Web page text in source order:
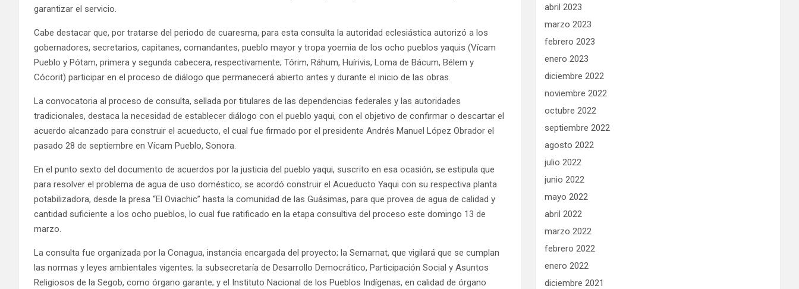
garantizar el servicio.
Cabe destacar que, por tratarse del periodo de cuaresma, para esta consulta la autoridad eclesiástica autorizó a los
gobernadores, secretarios, capitanes, comandantes, pueblo mayor y tropa yoemia de los ocho pueblos yaquis (Vícam
Pueblo y Pótam, primera y segunda cabecera, respectivamente; Tórim, Ráhum, Huírivis, Loma de Bácum, Bélem y
Cócorit) participar en el proceso de diálogo que permanecerá abierto antes y durante el inicio de las obras.
La convocatoria al proceso de consulta, sellada por titulares de las dependencias federales y las autoridades
tradicionales, destaca la necesidad de establecer diálogo con el pueblo yaqui, con el objetivo de confirmar o descartar el
acuerdo alcanzado para construir el acueducto, el cual fue firmado por el presidente Andrés Manuel López Obrador el
pasado 28 de septiembre en Vícam Pueblo, Sonora.
En el punto sexto del documento de acuerdos por la justicia del pueblo yaqui, suscrito en esa ocasión, se estipula que
para resolver el problema de agua de uso doméstico, se acordó construir el Acueducto Yaqui con su respectiva planta
potabilizadora, desde la presa “El Oviachic” hasta la comunidad de las Guásimas, para que provea de agua de calidad y
cantidad suficiente a los ocho pueblos, lo cual fue ratificado en la etapa consultiva del proceso este domingo 13 de
marzo.
La consulta fue organizada por la Conagua, instancia encargada del proyecto; la Semarnat, que vigilará que se cumplan
las normas y leyes ambientales vigentes; la subsecretaría de Desarrollo Democrático, Participación Social y Asuntos
Religiosos de la Segob, como órgano garante; y el Instituto Nacional de los Pueblos Indígenas, en calidad de órgano
abril 2023
marzo 2023
febrero 2023
enero 2023
diciembre 2022
noviembre 2022
octubre 2022
septiembre 2022
agosto 2022
julio 2022
junio 2022
mayo 2022
abril 2022
marzo 2022
febrero 2022
enero 2022
diciembre 2021